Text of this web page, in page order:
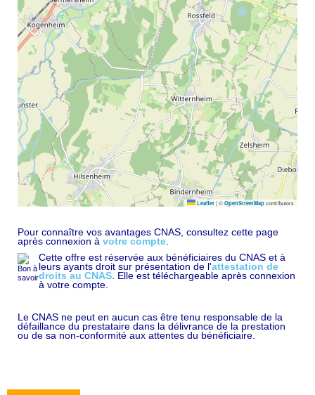
Leaflet |© OpenStreetMap contributors
Pour connaître vos avantages CNAS, consultez cette page
après connexion à votre compte.
Cette offre est réservée aux bénéficiaires du CNAS et à
leurs ayants droit sur présentation de l'attestation de
droits au CNAS. Elle est téléchargeable après connexion
à votre compte.
Le CNAS ne peut en aucun cas être tenu responsable de la
défaillance du prestataire dans la délivrance de la prestation
ou de sa non-conformité aux attentes du bénéficiaire.